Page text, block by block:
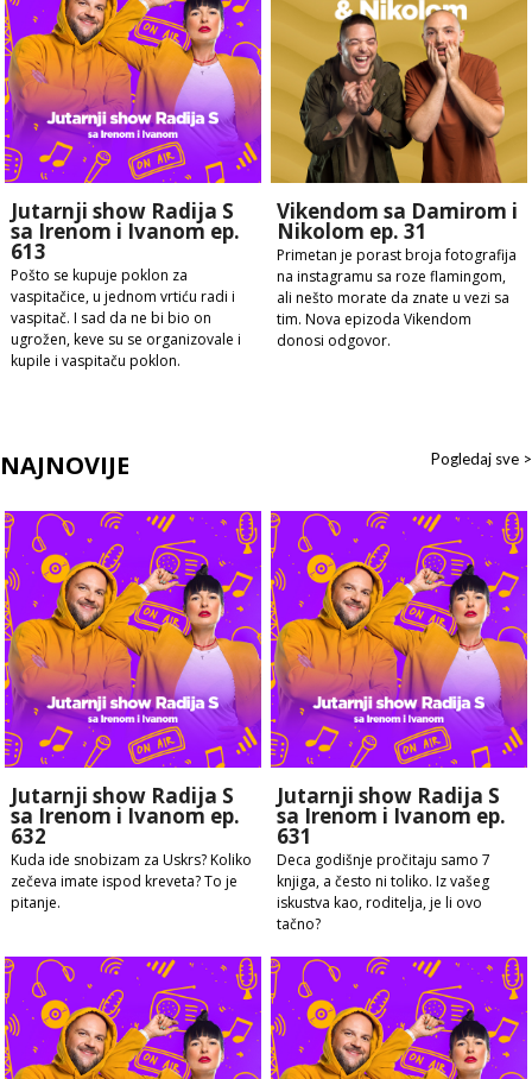
Jutarnji show Radija S
sa Irenom i Ivanom ep.
613
Pošto se kupuje poklon za
vaspitačice, u jednom vrtiću radi i
vaspitač. I sad da ne bi bio on
ugrožen, keve su se organizovale i
kupile i vaspitaču poklon.
Vikendom sa Damirom i
Nikolom ep. 31
Primetan je porast broja fotografija
na instagramu sa roze flamingom,
ali nešto morate da znate u vezi sa
tim. Nova epizoda Vikendom
donosi odgovor.
NAJNOVIJE Pogledaj sve >
Jutarnji show Radija S
sa Irenom i Ivanom ep.
632
Kuda ide snobizam za Uskrs? Koliko
zečeva imate ispod kreveta? To je
pitanje.
Jutarnji show Radija S
sa Irenom i Ivanom ep.
631
Deca godišnje pročitaju samo 7
knjiga, a često ni toliko. Iz vašeg
iskustva kao, roditelja, je li ovo
tačno?